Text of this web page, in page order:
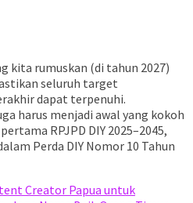
kita rumuskan (di tahun 2027)
seluruh target
dapat terpenuhi.
harus menjadi awal yang kokoh
RPJPD DIY 2025–2045,
Perda DIY Nomor 10 Tahun
Creator Papua untuk